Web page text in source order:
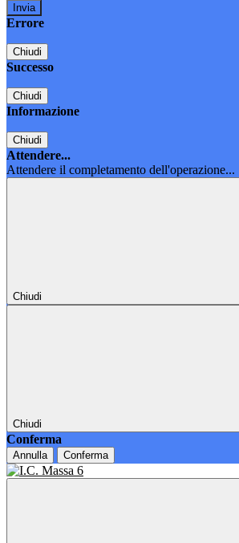
Errore
Chiudi
Successo
Chiudi
Informazione
Chiudi
Attendere...
Attendere il completamento dell'operazione...
Chiudi
Chiudi
Conferma
Annulla Conferma